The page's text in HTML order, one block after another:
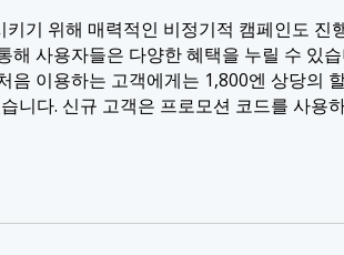
기 위해 매력적인 비정기적 캠페인도 진
해 사용자들은 다양한 혜택을 누릴 수 있
음 이용하는 고객에게는 1,800엔 상당의
니다. 신규 고객은 프로모션 코드를 사용